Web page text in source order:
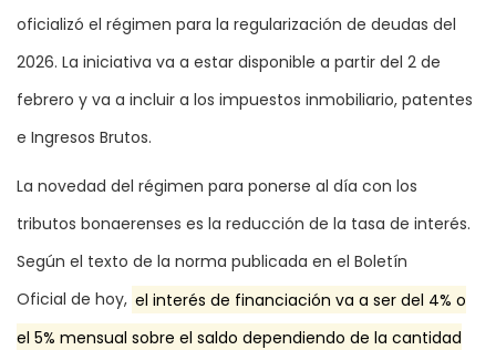
oficializó el régimen para la regularización de deudas del
2026. La iniciativa va a estar disponible a partir del 2 de
febrero y va a incluir a los impuestos inmobiliario, patentes
e Ingresos Brutos.
La novedad del régimen para ponerse al día con los
tributos bonaerenses es la reducción de la tasa de interés.
Según el texto de la norma publicada en el Boletín
Oficial de hoy, el interés de financiación va a ser del 4% o
el 5% mensual sobre el saldo dependiendo de la cantidad